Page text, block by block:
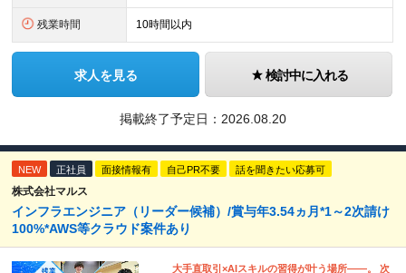
残業時間 10時間以内
求人を見る 検討中に入れる
掲載終了予定日： 2026.08.20
NEW 正社員 面接情報有 自己PR不要 話を聞きたい応募可
株式会社マルス
インフラエンジニア（リーダー候補）/賞与年3.54ヵ月*1～2次請け
100%*AWS等クラウド案件あり
大手直取引×AIスキルの習得が叶う場所――。 次